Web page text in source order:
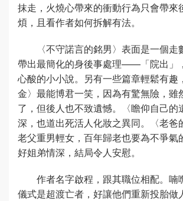
抹走，火燒心帶來的衝動行為只會帶來
煩，且看作者如何拆解有法。
〈不守諾言的銘男〉表面是一個
帶出最簡化的身後事處理——「院出」
心酸的小小說。另有一些篇章輕鬆有趣
金〉最能博君一笑，因為有驚無險，雖
了，但後人也不致遺憾。〈瞻仰自己的
深，也道出死活人化妝之異同。〈老爸
老父重男輕女，百年歸老也要為不爭氣
好姐弟情深，結局令人安慰。
作者名字啟程，跟其職位相配。喃
儀式是超渡亡者，好讓他們重新投胎做